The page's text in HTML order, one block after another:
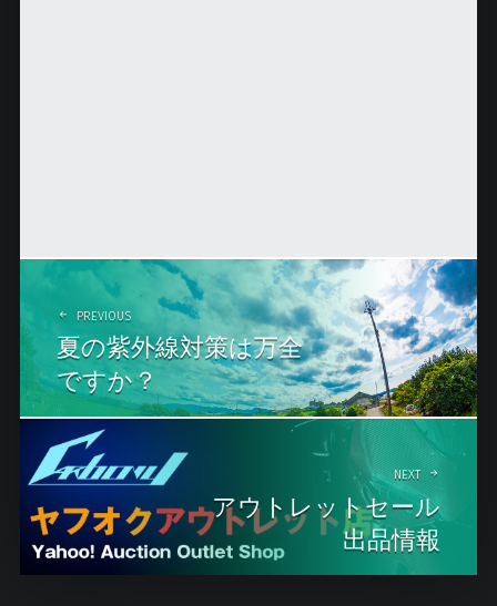
o
s
t
a
v
PREVIOUS
夏の紫外線対策は万全
ですか？
NEXT
アウトレットセール
出品情報